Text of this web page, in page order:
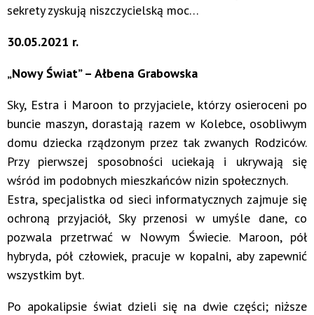
sekrety zyskują niszczycielską moc…
30.05.2021 r.
„Nowy Świat” – Ałbena Grabowska
Sky, Estra i Maroon to przyjaciele, którzy osieroceni po
buncie maszyn, dorastają razem w Kolebce, osobliwym
domu dziecka rządzonym przez tak zwanych Rodziców.
Przy pierwszej sposobności uciekają i ukrywają się
wśród im podobnych mieszkańców nizin społecznych.
Estra, specjalistka od sieci informatycznych zajmuje się
ochroną przyjaciół, Sky przenosi w umyśle dane, co
pozwala przetrwać w Nowym Świecie. Maroon, pół
hybryda, pół człowiek, pracuje w kopalni, aby zapewnić
wszystkim byt.
Po apokalipsie świat dzieli się na dwie części; niższe